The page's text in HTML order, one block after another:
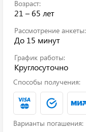
Возраст:
21 – 65 лет
Рассмотрение анкеты:
До 15 минут
График работы:
Круглосуточно
Способы получения:
Варианты погашения: